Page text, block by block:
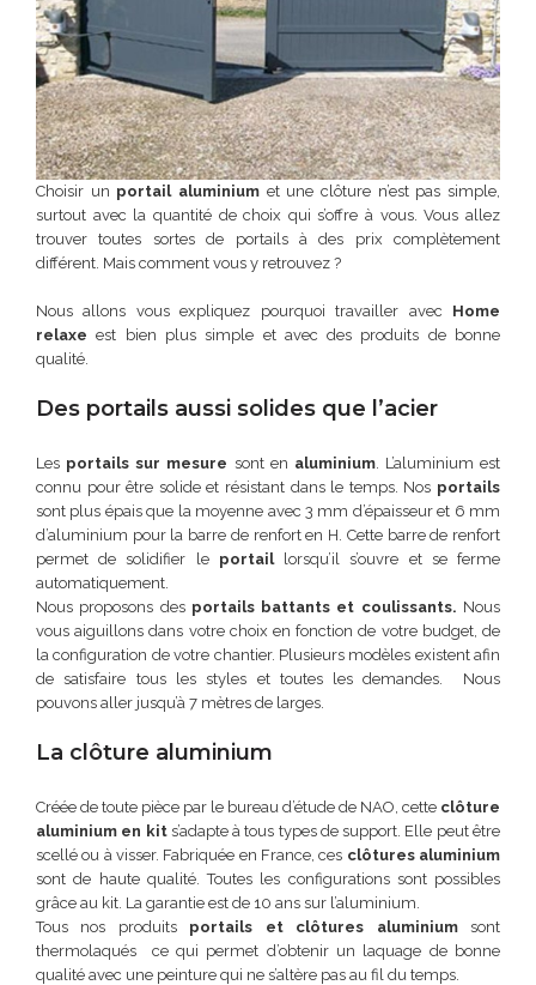
Choisir un portail aluminium et une clôture n’est pas simple,
surtout avec la quantité de choix qui s’offre à vous. Vous allez
trouver toutes sortes de portails à des prix complètement
différent. Mais comment vous y retrouvez ?
Nous allons vous expliquez pourquoi travailler avec Home
relaxeest bien plus simple et avec des produits de bonne
qualité.
Des portails aussi solides que l’acier
Les portails sur mesure sont en aluminium. L’aluminium est
connu pour être solide et résistant dans le temps. Nos portails
sont plus épais que la moyenne avec 3 mm d’épaisseur et 6 mm
d’aluminium pour la barre de renfort en H. Cette barre de renfort
permet de solidifier le portaillorsqu’il s’ouvre et se ferme
automatiquement.
Nous proposons des portails battants et coulissants. Nous
vous aiguillons dans votre choix en fonction de votre budget, de
la configuration de votre chantier. Plusieurs modèles existent afin
de satisfaire tous les styles et toutes les demandes. Nous
pouvons aller jusqu’à 7 mètres de larges.
La clôture aluminium
Créée de toute pièce par le bureau d’étude de NAO, cette clôture
aluminium en kit s’adapte à tous types de support. Elle peut être
scellé ou à visser. Fabriquée en France, ces clôtures aluminium
sont de haute qualité. Toutes les configurations sont possibles
grâce au kit. La garantie est de 10 ans sur l’aluminium.
Tous nos produits portails et clôtures aluminiumsont
thermolaqués ce qui permet d’obtenir un laquage de bonne
qualité avec une peinture qui ne s’altère pas au fil du temps.